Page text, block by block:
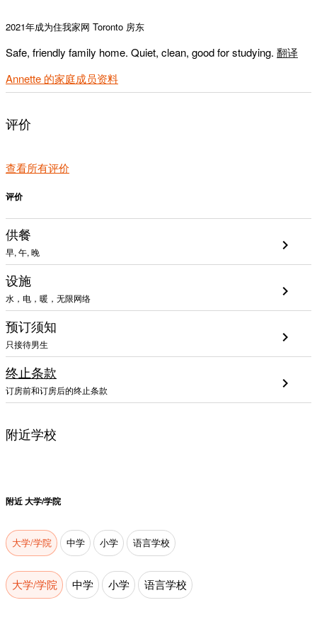
2021年成为住我家网 Toronto 房东
Safe, friendly family home. Quiet, clean, good for studying. 翻译
Annette 的家庭成员资料
评价
查看所有评价
评价
供餐
早, 午, 晚 chevron_right
设施
水，电，暖，无限网络 chevron_right
预订须知
只接待男生 chevron_right
终止条款
订房前和订房后的终止条款 chevron_right
附近学校
附近大学/学院
大学/学院 中学 小学 语言学校
大学/学院 中学 小学 语言学校